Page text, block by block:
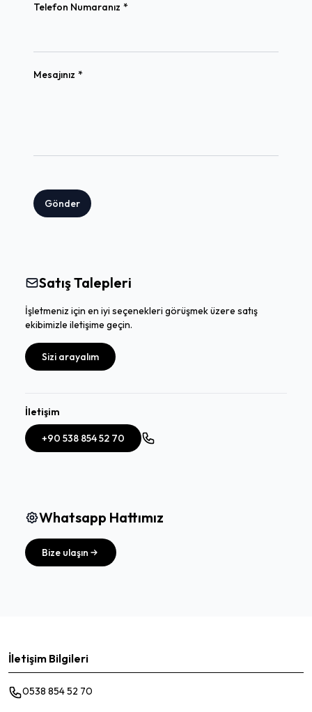
Telefon Numaranız *
Mesajınız *
Gönder
Satış Talepleri
İşletmeniz için en iyi seçenekleri görüşmek üzere satış
ekibimizle iletişime geçin.
Sizi arayalım
İletişim
+90 538 854 52 70
Whatsapp Hattımız
Bize ulaşın
İletişim Bilgileri
0538 854 52 70